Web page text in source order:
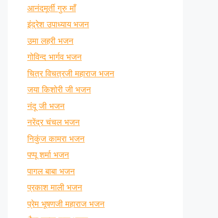
आनंदमूर्ती गुरु माँ
इंद्रेश उपाध्याय भजन
उमा लहरी भजन
गोविन्द भार्गव भजन
चित्र विचत्रजी महाराज भजन
जया किशोरी जी भजन
नंदू जी भजन
नरेंद्र चंचल भजन
निकुंज कामरा भजन
पप्पू शर्मा भजन
पागल बाबा भजन
प्रकाश माली भजन
प्रेम भूषणजी महाराज भजन